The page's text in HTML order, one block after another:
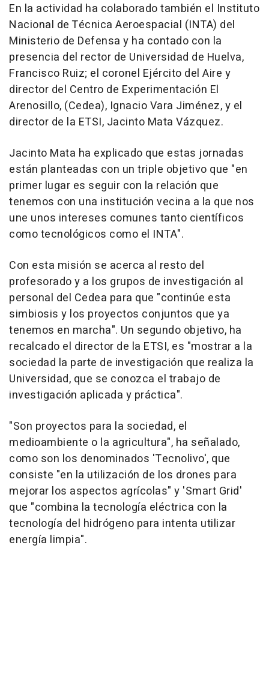
En la actividad ha colaborado también el Instituto
Nacional de Técnica Aeroespacial (INTA) del
Ministerio de Defensa y ha contado con la
presencia del rector de Universidad de Huelva,
Francisco Ruiz; el coronel Ejército del Aire y
director del Centro de Experimentación El
Arenosillo, (Cedea), Ignacio Vara Jiménez, y el
director de la ETSI, Jacinto Mata Vázquez.
Jacinto Mata ha explicado que estas jornadas
están planteadas con un triple objetivo que "en
primer lugar es seguir con la relación que
tenemos con una institución vecina a la que nos
une unos intereses comunes tanto científicos
como tecnológicos como el INTA".
Con esta misión se acerca al resto del
profesorado y a los grupos de investigación al
personal del Cedea para que "continúe esta
simbiosis y los proyectos conjuntos que ya
tenemos en marcha". Un segundo objetivo, ha
recalcado el director de la ETSI, es "mostrar a la
sociedad la parte de investigación que realiza la
Universidad, que se conozca el trabajo de
investigación aplicada y práctica".
"Son proyectos para la sociedad, el
medioambiente o la agricultura", ha señalado,
como son los denominados 'Tecnolivo', que
consiste "en la utilización de los drones para
mejorar los aspectos agrícolas" y 'Smart Grid'
que "combina la tecnología eléctrica con la
tecnología del hidrógeno para intenta utilizar
energía limpia".